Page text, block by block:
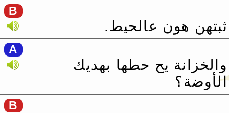
B
ثبتهن هون عالحيط.‏
A
والخزانة يح حطها بهديك
الأوضة؟
B